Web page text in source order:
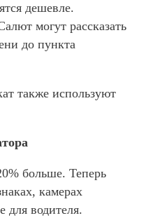
дешевле.
могут рассказать
до пункта
также используют
больше. Теперь
камерах
для водителя.